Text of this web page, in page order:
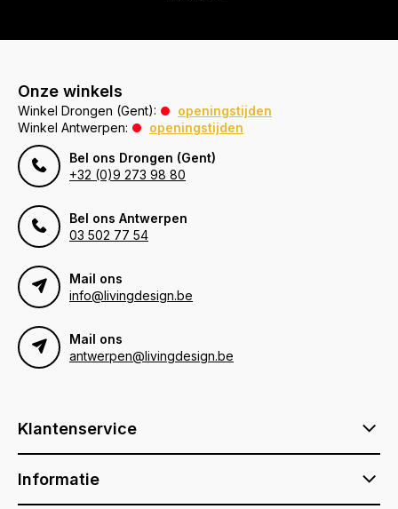
Onze winkels
Winkel Drongen (Gent):
openingstijden
Winkel Antwerpen:
openingstijden
Bel ons Drongen (Gent)
+32 (0)9 273 98 80
Bel ons Antwerpen
03 502 77 54
Mail ons
info@livingdesign.be
Mail ons
antwerpen@livingdesign.be
Klantenservice
Informatie